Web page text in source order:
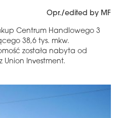
Opr./edited by MF
Centrum Handlowego 3
38,6 tys. mkw.
została nabyta od
Union Investment.